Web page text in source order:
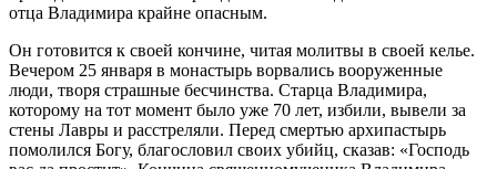
отца Владимира крайне опасным.
Он готовится к своей кончине, читая молитвы в своей келье.
Вечером 25 января в монастырь ворвались вооруженные
люди, творя страшные бесчинства. Старца Владимира,
которому на тот момент было уже 70 лет, избили, вывели за
стены Лавры и расстреляли. Перед смертью архипастырь
помолился Богу, благословил своих убийц, сказав: «Господь